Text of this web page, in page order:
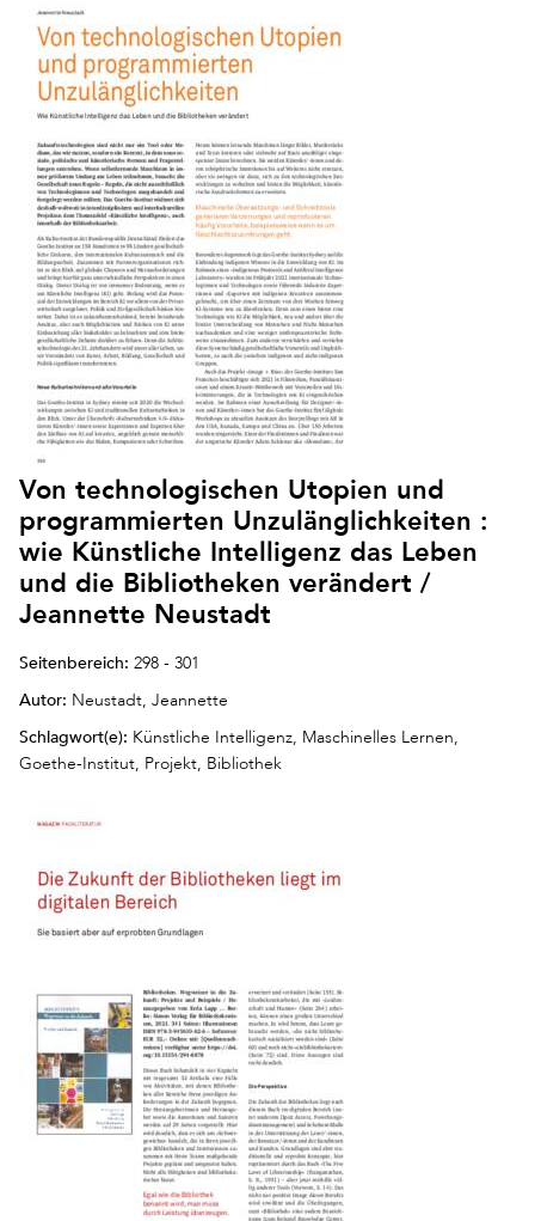
Von technologischen Utopien und
programmierten Unzulänglichkeiten :
wie Künstliche Intelligenz das Leben
und die Bibliotheken verändert /
Jeannette Neustadt
Seitenbereich: 298 - 301
Autor: Neustadt, Jeannette
Schlagwort(e): Künstliche Intelligenz, Maschinelles Lernen,
Goethe-Institut, Projekt, Bibliothek